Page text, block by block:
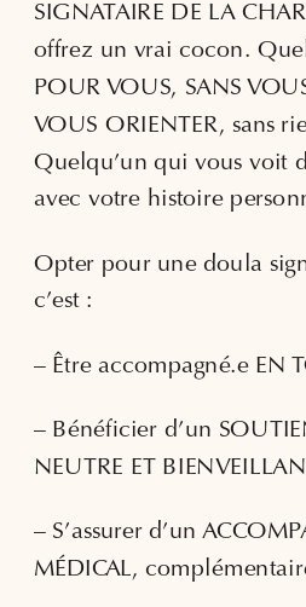
SIGNATAIRE DE LA
offrez un vrai cocon.
POUR VOUS, SANS
VOUS ORIENTER, sans
Quelqu’un qui vous voit
avec votre histoire
Opter pour une doula
c’est :
– Être accompagné.e EN
– Bénéficier d’un
NEUTRE ET
– S’assurer d’un
MÉDICAL,